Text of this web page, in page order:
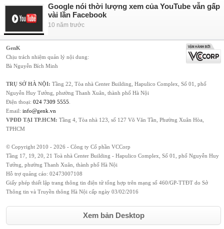
Google nói thời lượng xem của YouTube vẫn gấp
vài lần Facebook
10 năm trước
GenK
Chịu trách nhiệm quản lý nội dung:
Bà Nguyễn Bích Minh
TRỤ SỞ HÀ NỘI: Tầng 22, Tòa nhà Center Building, Hapulico Complex, Số 01, phố
Nguyễn Huy Tưởng, phường Thanh Xuân, thành phố Hà Nội
Điện thoại: 024 7309 5555
Email: info@genk.vn
VPĐD TẠI TP.HCM: Tầng 4, Tòa nhà 123, số 127 Võ Văn Tần, Phường Xuân Hòa,
TPHCM
© Copyright 2010 - 2026 - Công ty Cổ phần VCCorp
Tầng 17, 19, 20, 21 Toà nhà Center Building - Hapulico Complex, Số 01, phố Nguyễn Huy
Tưởng, phường Thanh Xuân, thành phố Hà Nội
Hỗ trợ quảng cáo: 02473007108
Giấy phép thiết lập trang thông tin điện tử tổng hợp trên mạng số 460/GP-TTĐT do Sở
Thông tin và Truyền thông Hà Nội cấp ngày 03/02/2016
Xem bản Desktop